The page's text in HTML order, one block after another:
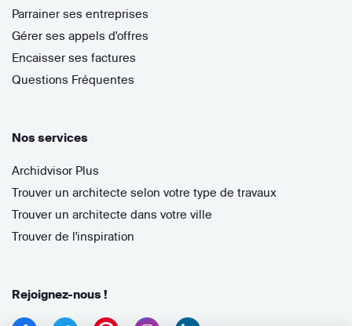
Parrainer ses entreprises
Gérer ses appels d'offres
Encaisser ses factures
Questions Fréquentes
Nos services
Archidvisor Plus
Trouver un architecte selon votre type de travaux
Trouver un architecte dans votre ville
Trouver de l'inspiration
Rejoignez-nous !